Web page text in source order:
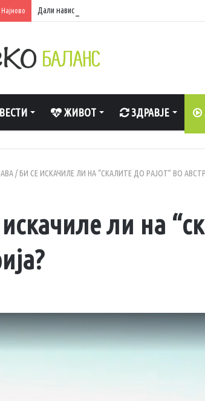
Најново Дали навистина е штетно да спиете со вклучен
ЖИВОТ ЗДРАВЈЕ
/ БИ СЕ ИСКАЧИЛЕ ЛИ НА “СКАЛИТЕ ДО РАЈОТ” ВО
ли на